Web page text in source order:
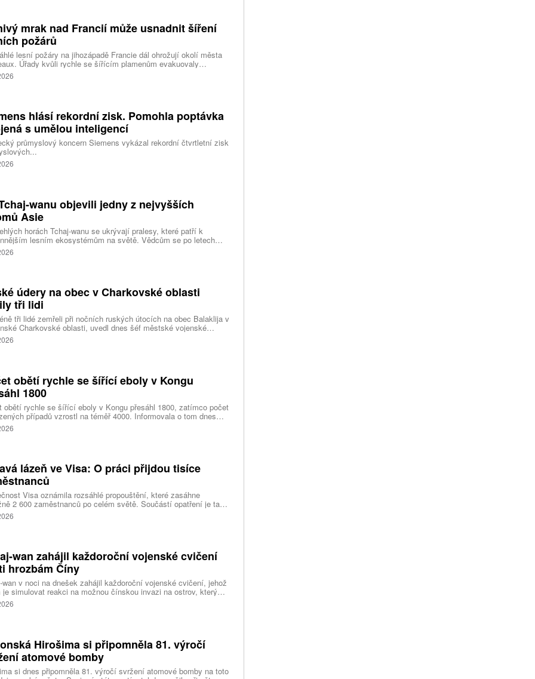
mrak nad Francií může usnadnit šíření
požárů
lesní požáry na jihozápadě Francie dál ohrožují okolí města
Úřady kvůli rychle se šířícím plamenům evakuovaly
lidí a nevylučují ani další rozšiřování bezpečnostních
Hasiči zároveň čelí neobvyklému jevu, který podle nich
hlásí rekordní zisk. Pomohla poptávka
s umělou inteligencí
průmyslový koncern Siemens vykázal rekordní čtvrtletní zisk
wanu objevili jedny z nejvyšších
Asie
horách Tchaj-wanu se ukrývají pralesy, které patří k
lesním ekosystémům na světě. Vědcům se po letech
pátrání podařilo objevit jedli tchajwanskou vysokou 84,1
která je dnes považována za nejvyšší známý strom ve
údery na obec v Charkovské oblasti
tři lidi
tři lidé zemřeli při nočních ruských útocích na obec Balaklija v
Charkovské oblasti, uvedl dnes šéf městské vojenské
Vitalij Karabanov. Ukrajinské letectvo ráno oznámilo, že Rusko
útočilo na Ukrajinu čtyřmi střelami a 101 bezpilotními letouny,
obětí rychle se šířící eboly v Kongu
1800
obětí rychle se šířící eboly v Kongu přesáhl 1800, zatímco počet
případů vzrostl na téměř 4000. Informovala o tom dnes
Reuters s odkazem na konžské úřady.
lázeň ve Visa: O práci přijdou tisíce
Visa oznámila rozsáhlé propouštění, které zasáhne
2 600 zaměstnanců po celém světě. Součástí opatření je také
320 pracovních míst v kalifornském Foster City, kde firma
významné technologické centrum. Vyplývá to z dokumentů
wan zahájil každoroční vojenské cvičení
hrozbám Číny
wan v noci na dnešek zahájil každoroční vojenské cvičení, jehož
simulovat reakci na možnou čínskou invazi na ostrov, který
pokládá za součást svého území. Desetidenní manévry se
konat na různých místech po celém ostrově, informovala
Hirošima si připomněla 81. výročí
atomové bomby
si dnes připomněla 81. výročí svržení atomové bomby na toto